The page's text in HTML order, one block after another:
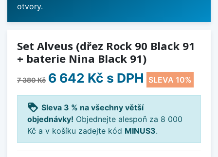
otvory.
Set Alveus (dřez Rock 90 Black 91
+ baterie Nina Black 91)
7 380 Kč 6 642 Kč s DPH SLEVA 10%
loyalty Sleva 3 % na všechny větší
objednávky! Objednejte alespoň za 8 000
Kč a v košíku zadejte kód MINUS3.